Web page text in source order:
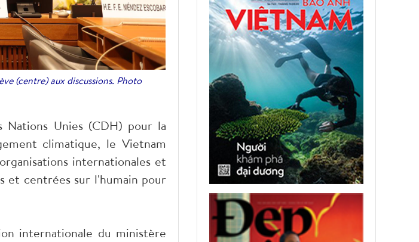
(centre) aux discussions. Photo
Unies (CDH) pour la
climatique, le Vietnam
internationales et
et centrées sur l'humain pour
internationale du ministère